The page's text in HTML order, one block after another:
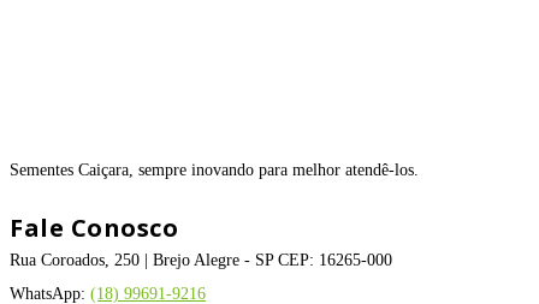
Sementes Caiçara, sempre inovando para melhor atendê-los.
Fale Conosco
Rua Coroados, 250 | Brejo Alegre - SP CEP: 16265-000
WhatsApp: (18) 99691-9216